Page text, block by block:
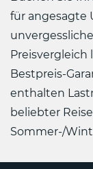
für angesagte
Preisvergleich
Bestpreis-
enthalten
beliebter
Sommer-/